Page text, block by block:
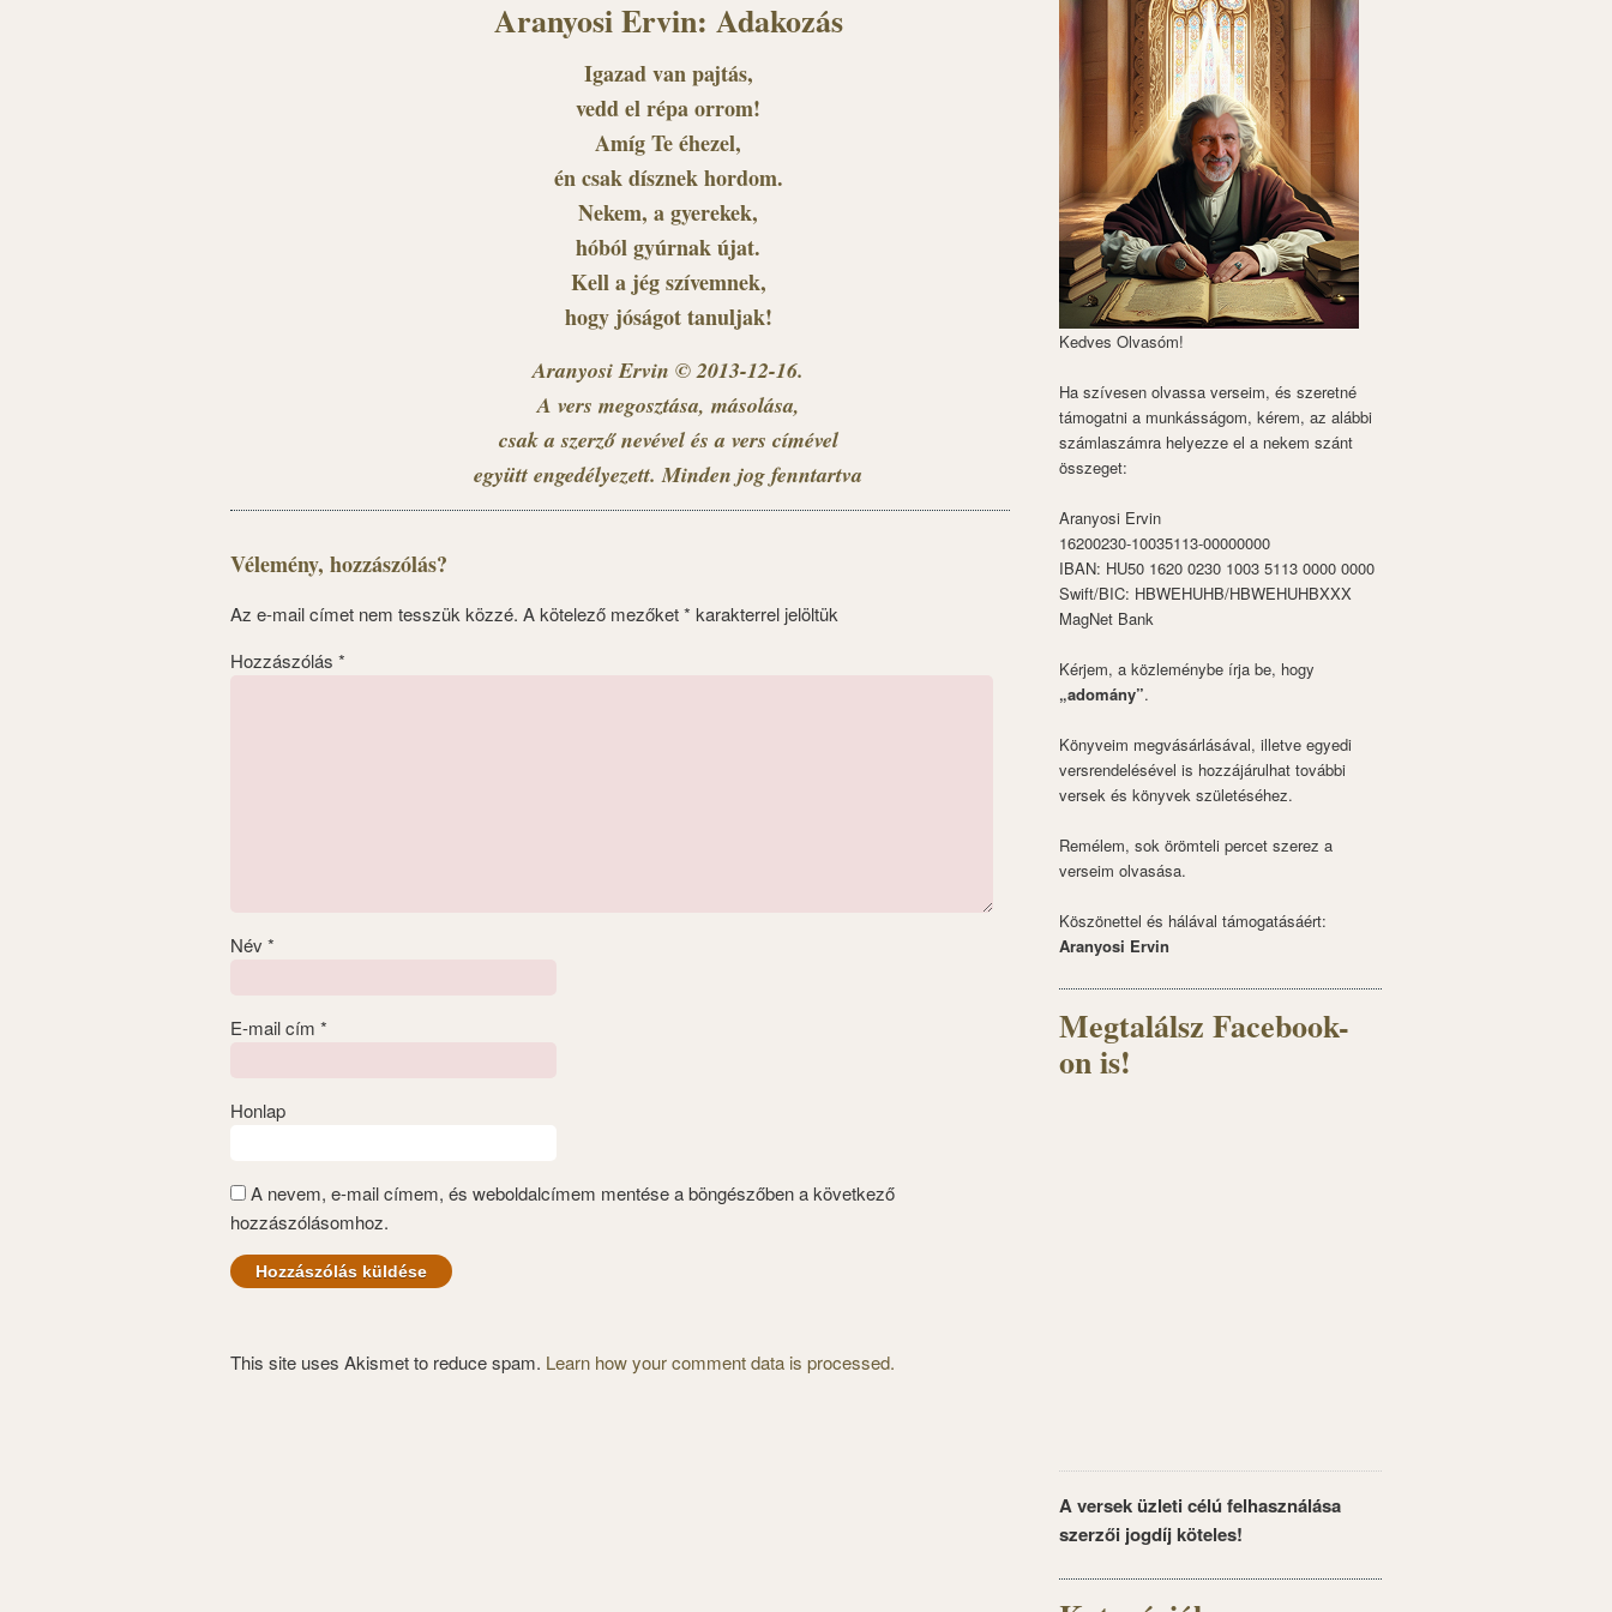
Aranyosi Ervin: Adakozás
Igazad van pajtás,
vedd el répa orrom!
Amíg Te éhezel,
én csak dísznek hordom.
Nekem, a gyerekek,
hóból gyúrnak újat.
Kell a jég szívemnek,
hogy jóságot tanuljak!
Aranyosi Ervin © 2013-12-16.
A vers megosztása, másolása,
csak a szerző nevével és a vers címével
együtt engedélyezett. Minden jog fenntartva
Vélemény, hozzászólás?
Az e-mail címet nem tesszük közzé. A kötelező mezőket* karakterrel jelöltük
Hozzászólás *
Név *
E-mail cím *
Honlap
A nevem, e-mail címem, és weboldalcímem mentése a böngészőben a következő
hozzászólásomhoz.
This site uses Akismet to reduce spam. Learn how your comment data is processed.
Kedves Olvasóm!
Ha szívesen olvassa verseim, és szeretné
támogatni a munkásságom, kérem, az alábbi
számlaszámra helyezze el a nekem szánt
összeget:
Aranyosi Ervin
16200230-10035113-00000000
IBAN: HU50 1620 0230 1003 5113 0000 0000
Swift/BIC: HBWEHUHB/HBWEHUHBXXX
MagNet Bank
Kérjem, a közleménybe írja be, hogy
„adomány”.
Könyveim megvásárlásával, illetve egyedi
versrendelésével is hozzájárulhat további
versek és könyvek születéséhez.
Remélem, sok örömteli percet szerez a
verseim olvasása.
Köszönettel és hálával támogatásáért:
Aranyosi Ervin
Megtalálsz Facebook-
on is!
A versek üzleti célú felhasználása
szerzői jogdíj köteles!